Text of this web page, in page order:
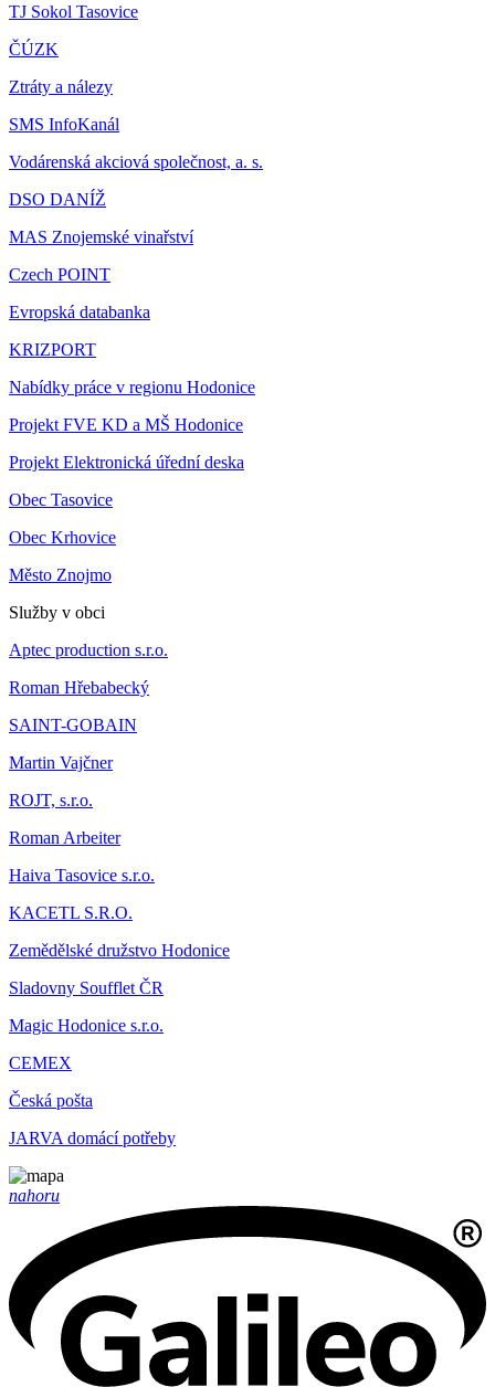
TJ Sokol Tasovice
ČÚZK
Ztráty a nálezy
SMS InfoKanál
Vodárenská akciová společnost, a. s.
DSO DANÍŽ
MAS Znojemské vinařství
Czech POINT
Evropská databanka
KRIZPORT
Nabídky práce v regionu Hodonice
Projekt FVE KD a MŠ Hodonice
Projekt Elektronická úřední deska
Obec Tasovice
Obec Krhovice
Město Znojmo
Služby v obci
Aptec production s.r.o.
Roman Hřebabecký
SAINT-GOBAIN
Martin Vajčner
ROJT, s.r.o.
Roman Arbeiter
Haiva Tasovice s.r.o.
KACETL S.R.O.
Zemědělské družstvo Hodonice
Sladovny Soufflet ČR
Magic Hodonice s.r.o.
CEMEX
Česká pošta
JARVA domácí potřeby
nahoru